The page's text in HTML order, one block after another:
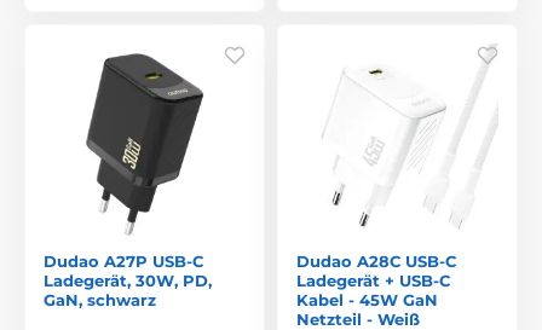
Dudao A27P USB-C
Ladegerät, 30W, PD,
GaN, schwarz
Dudao A28C USB-C
Ladegerät + USB-C
Kabel - 45W GaN
Netzteil - Weiß